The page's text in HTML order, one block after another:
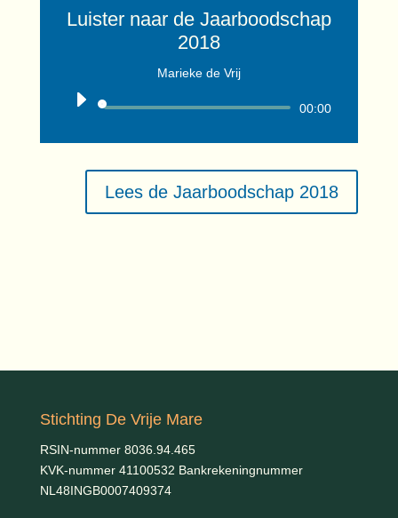
Luister naar de Jaarboodschap
2018
Marieke de Vrij
Audiospeler 00:00
Lees de Jaarboodschap 2018
Stichting De Vrije Mare
RSIN-nummer 8036.94.465
KVK-nummer 41100532 Bankrekeningnummer
NL48INGB0007409374